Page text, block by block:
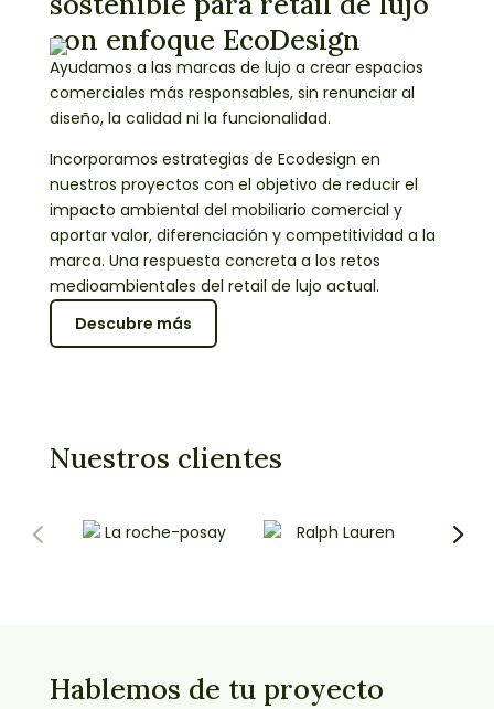
con enfoque EcoDesign
Ayudamos a las marcas de lujo a crear espacios
comerciales más responsables, sin renunciar al
diseño, la calidad ni la funcionalidad.
Incorporamos estrategias de Ecodesign en
nuestros proyectos con el objetivo de reducir el
impacto ambiental del mobiliario comercial y
aportar valor, diferenciación y competitividad a la
marca. Una respuesta concreta a los retos
medioambientales del retail de lujo actual.
Descubre más
Nuestros clientes
Hablemos de tu proyecto